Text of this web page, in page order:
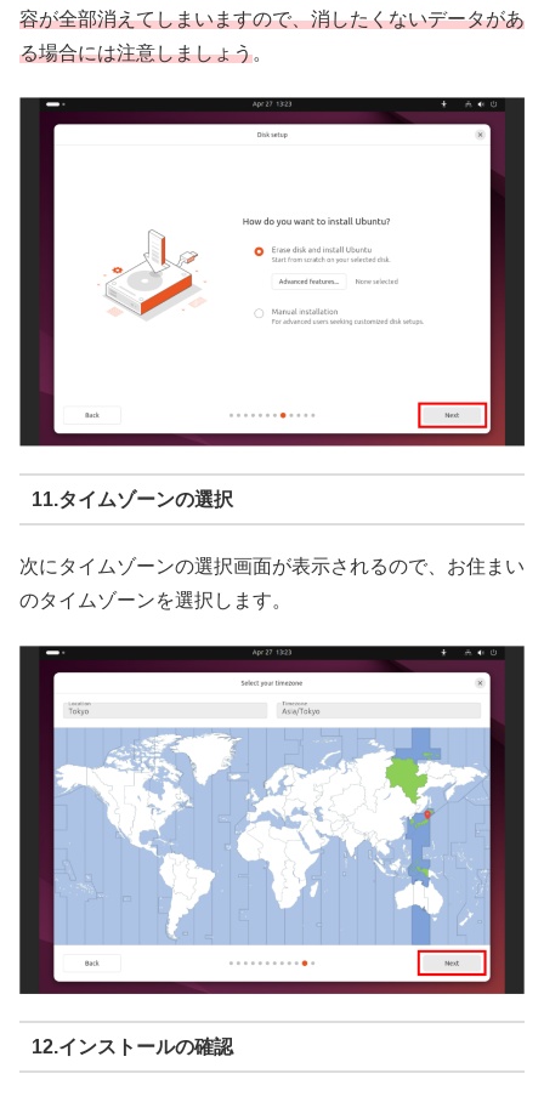
容が全部消えてしまいますので、消したくないデータがあ
る場合には注意しましょう。
11.タイムゾーンの選択
次にタイムゾーンの選択画面が表示されるので、お住まい
のタイムゾーンを選択します。
12.インストールの確認